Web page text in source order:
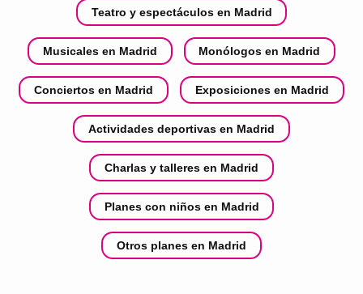
Teatro y espectáculos en Madrid
Musicales en Madrid Monólogos en Madrid
Conciertos en Madrid Exposiciones en Madrid
Actividades deportivas en Madrid
Charlas y talleres en Madrid
Planes con niños en Madrid
Otros planes en Madrid